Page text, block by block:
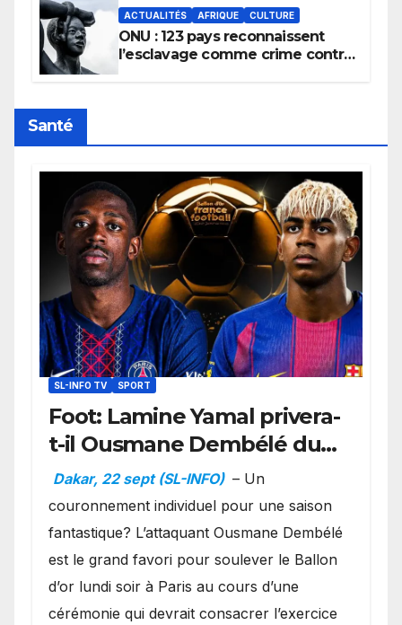
ACTUALITÉS AFRIQUE CULTURE
ONU : 123 pays reconnaissent
l’esclavage comme crime contre
Santé
SL-INFO TV SPORT
Foot: Lamine Yamal privera-
t-il Ousmane Dembélé du
Ballon d’or ?
Dakar, 22 sept (SL-INFO) – Un
couronnement individuel pour une saison
fantastique? L’attaquant Ousmane Dembélé
est le grand favori pour soulever le Ballon
d’or lundi soir à Paris au cours d’une
cérémonie qui devrait consacrer l’exercice